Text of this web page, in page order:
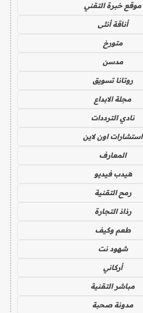
موقع خبرة التقني
أناقة أنثى
متورخ
مدسن
روتانا تسويق
مجلة الابداع
نادي الترددات
استشارات اون لاين
المعارف
هيدب فيديو
رمح التقنية
رذاذ التجارة
طعم وكيف
شهود نت
أركاني
مباشر التقنية
مدونة صحبة